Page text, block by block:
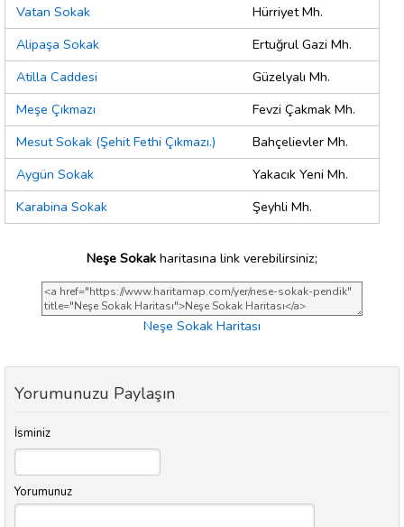
Vatan Sokak
Hürriyet Mh.
Alipaşa Sokak
Ertuğrul Gazi Mh.
Atilla Caddesi
Güzelyalı Mh.
Meşe Çıkmazı
Fevzi Çakmak Mh.
Mesut Sokak (Şehit Fethi Çıkmazı.)
Bahçelievler Mh.
Aygün Sokak
Yakacık Yeni Mh.
Karabina Sokak
Şeyhli Mh.
Neşe Sokak haritasına link verebilirsiniz;
Neşe Sokak Haritası
Yorumunuzu Paylaşın
İsminiz
Yorumunuz